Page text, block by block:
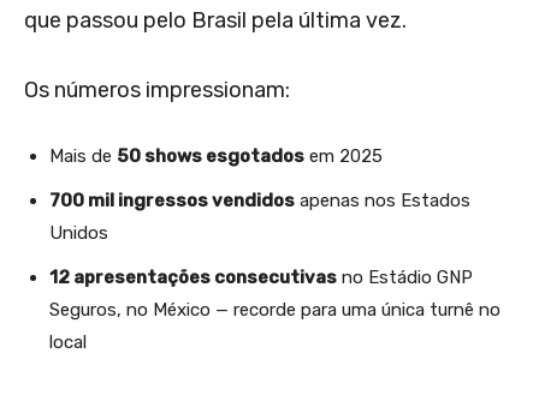
que passou pelo Brasil pela última vez.
Os números impressionam:
Mais de 50 shows esgotados em 2025
700 mil ingressos vendidos apenas nos Estados
Unidos
12 apresentações consecutivas no Estádio GNP
Seguros, no México — recorde para uma única turnê no
local